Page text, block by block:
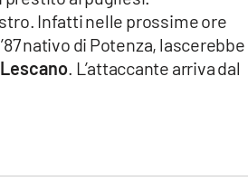
Infatti nelle prossime ore
nativo di Potenza, lascerebbe
Lescano. L’attaccante arriva dal